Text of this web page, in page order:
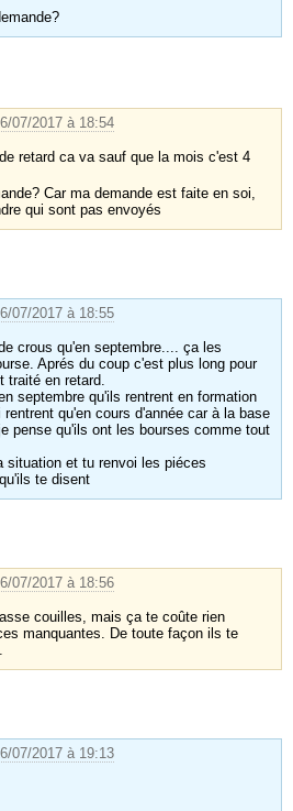
07/2017 à 18:54
retard ca va sauf que la mois c'est 4
Car ma demande est faite en soi,
qui sont pas envoyés
07/2017 à 18:55
crous qu'en septembre.... ça les
Aprés du coup c'est plus long pour
traité en retard.
septembre qu'ils rentrent en formation
qu'en cours d'année car à la base
pense qu'ils ont les bourses comme tout
situation et tu renvoi les piéces
te disent
07/2017 à 18:56
couilles, mais ça te coûte rien
manquantes. De toute façon ils te
07/2017 à 19:13